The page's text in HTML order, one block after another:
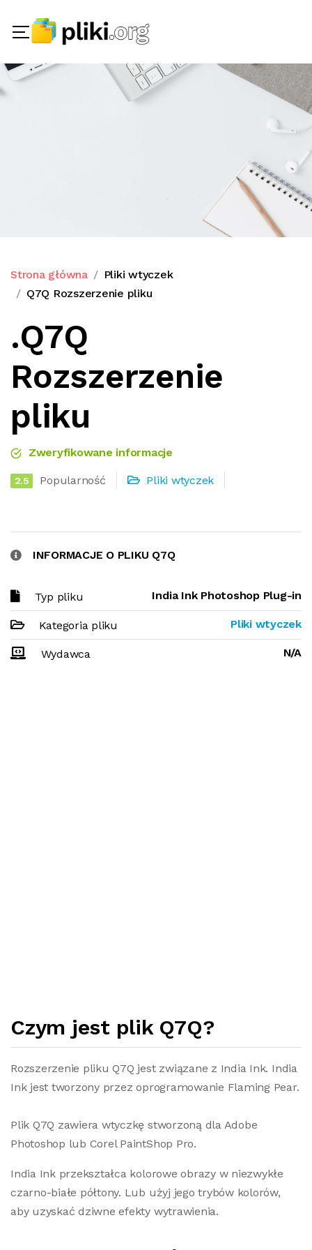
Strona główna
Pliki wtyczek
Q7Q Rozszerzenie pliku
.Q7Q
Rozszerzenie
pliku
Zweryfikowane informacje
2.5 Popularność Pliki wtyczek
INFORMACJE O PLIKU Q7Q
Typ pliku India Ink Photoshop Plug-in
Kategoria pliku Pliki wtyczek
Wydawca N/A
Czym jest plik Q7Q?
Rozszerzenie pliku Q7Q jest związane z India Ink. India
Ink jest tworzony przez oprogramowanie Flaming Pear.
Plik Q7Q zawiera wtyczkę stworzoną dla Adobe
Photoshop lub Corel PaintShop Pro.
India Ink przekształca kolorowe obrazy w niezwykłe
czarno-białe półtony. Lub użyj jego trybów kolorów,
aby uzyskać dziwne efekty wytrawienia.